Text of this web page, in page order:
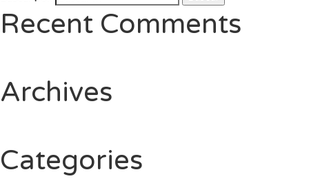
Recent Comments
Archives
Categories